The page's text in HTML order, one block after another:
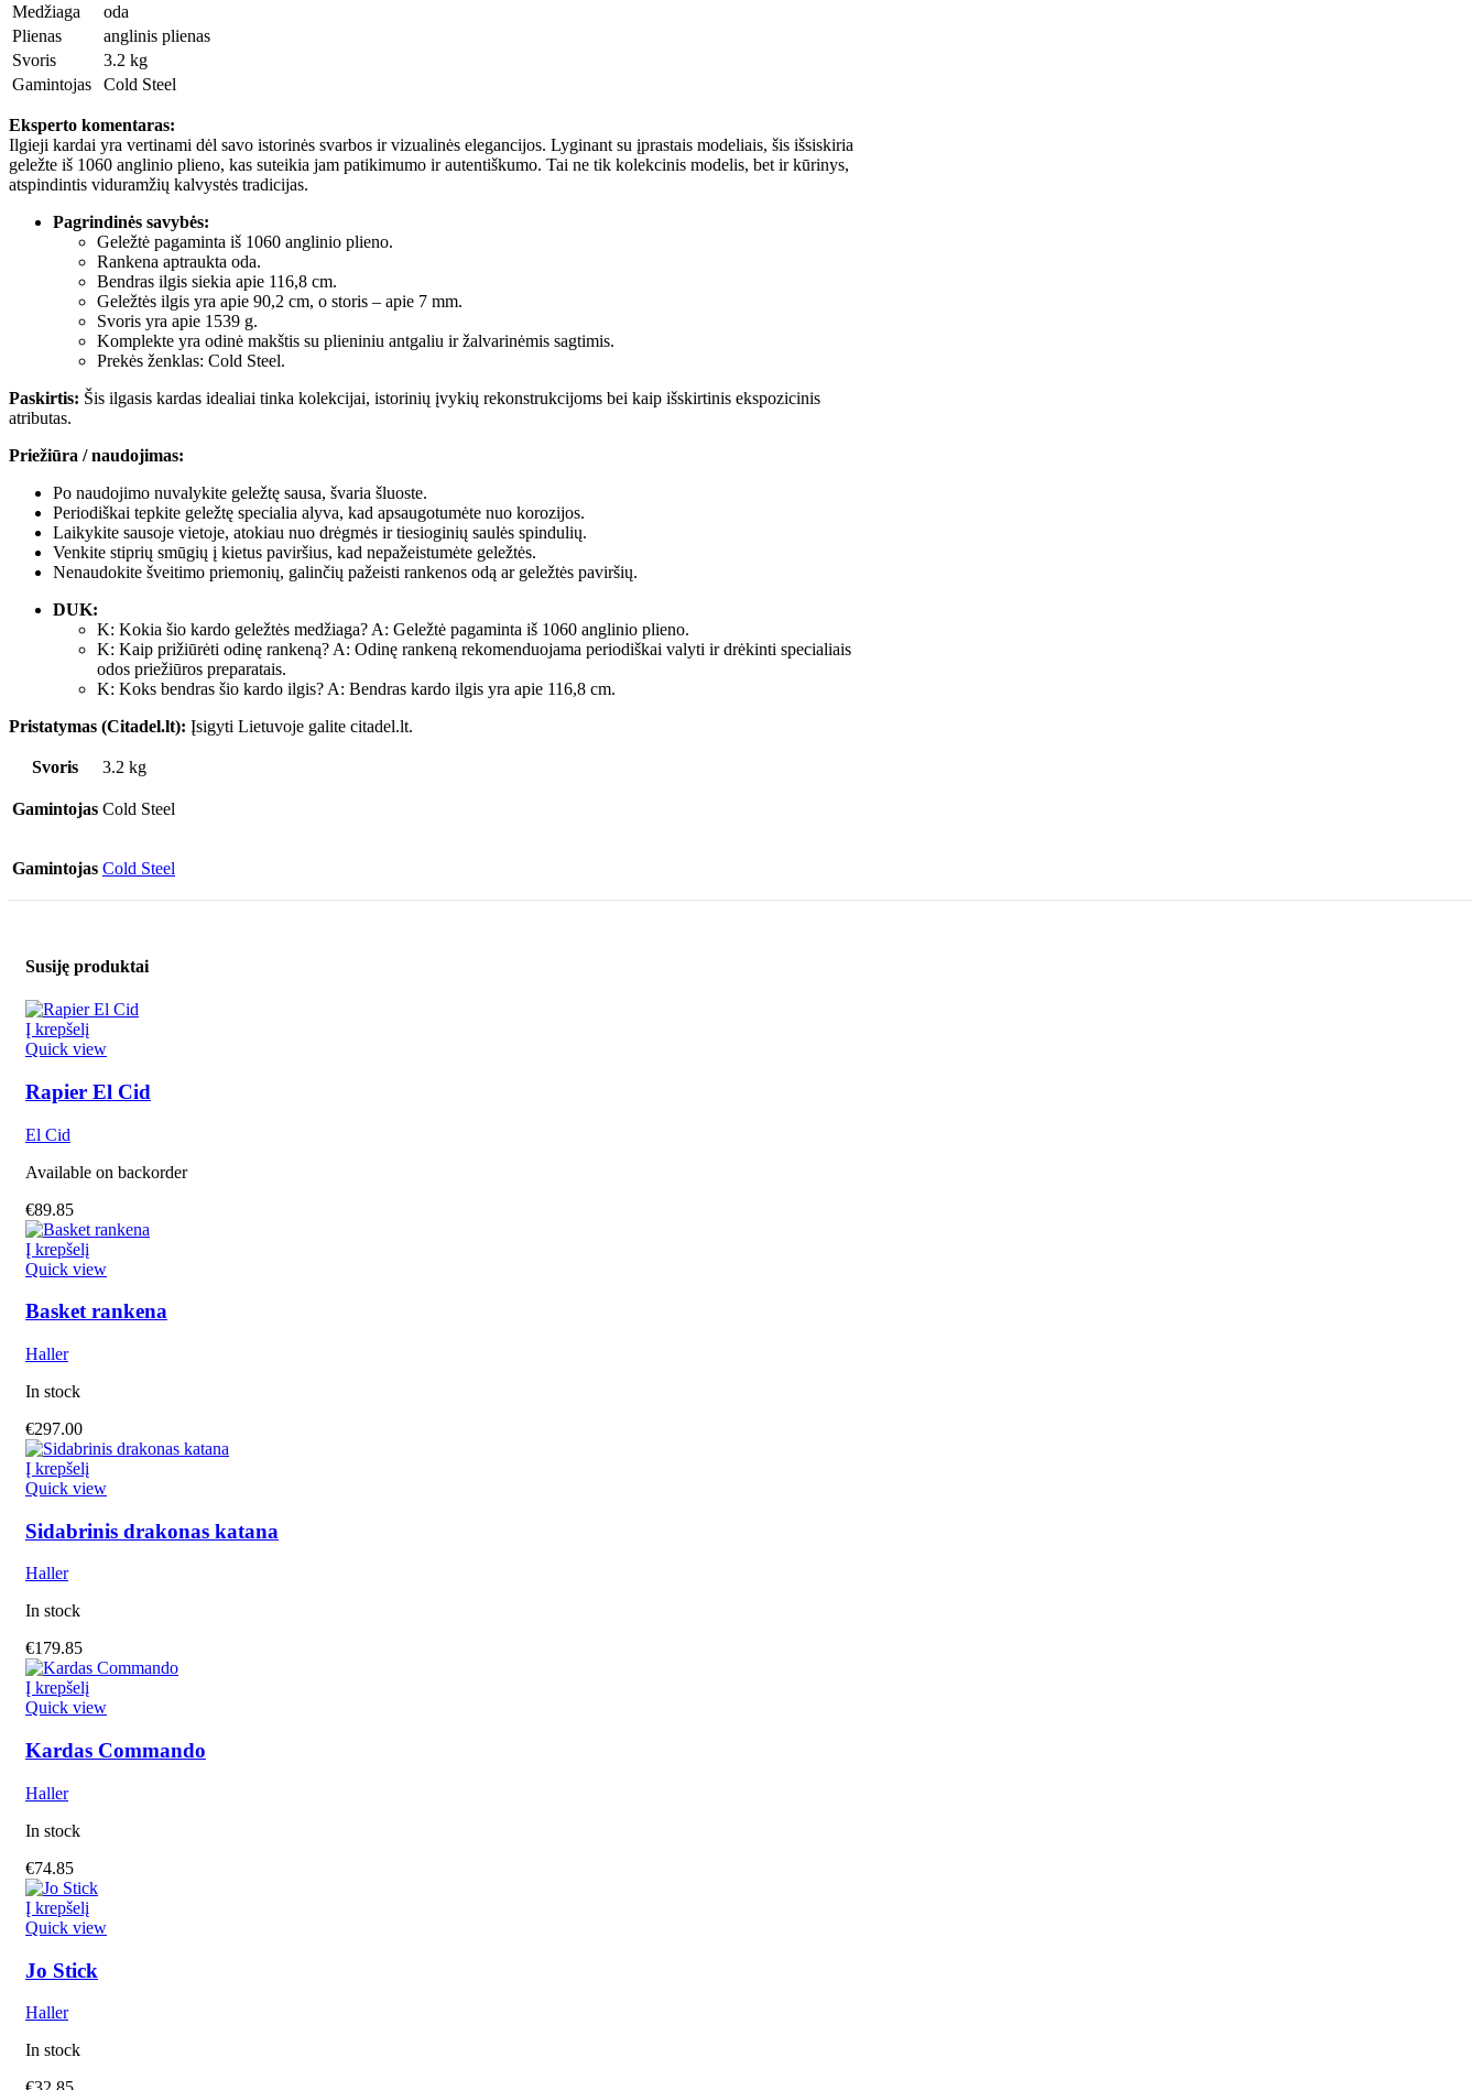
Medžiaga
oda
Plienas
anglinis plienas
Svoris
3.2 kg
Gamintojas
Cold Steel
Eksperto komentaras:
Ilgieji kardai yra vertinami dėl savo istorinės svarbos ir vizualinės elegancijos. Lyginant su įprastais modeliais, šis išsiskiria
geležte iš 1060 anglinio plieno, kas suteikia jam patikimumo ir autentiškumo. Tai ne tik kolekcinis modelis, bet ir kūrinys,
atspindintis viduramžių kalvystės tradicijas.
Pagrindinės savybės:
Geležtė pagaminta iš 1060 anglinio plieno.
Rankena aptraukta oda.
Bendras ilgis siekia apie 116,8 cm.
Geležtės ilgis yra apie 90,2 cm, o storis – apie 7 mm.
Svoris yra apie 1539 g.
Komplekte yra odinė makštis su plieniniu antgaliu ir žalvarinėmis sagtimis.
Prekės ženklas: Cold Steel.
Paskirtis: Šis ilgasis kardas idealiai tinka kolekcijai, istorinių įvykių rekonstrukcijoms bei kaip išskirtinis ekspozicinis
atributas.
Priežiūra / naudojimas:
Po naudojimo nuvalykite geležtę sausa, švaria šluoste.
Periodiškai tepkite geležtę specialia alyva, kad apsaugotumėte nuo korozijos.
Laikykite sausoje vietoje, atokiau nuo drėgmės ir tiesioginių saulės spindulių.
Venkite stiprių smūgių į kietus paviršius, kad nepažeistumėte geležtės.
Nenaudokite šveitimo priemonių, galinčių pažeisti rankenos odą ar geležtės paviršių.
DUK:
K: Kokia šio kardo geležtės medžiaga? A: Geležtė pagaminta iš 1060 anglinio plieno.
K: Kaip prižiūrėti odinę rankeną? A: Odinę rankeną rekomenduojama periodiškai valyti ir drėkinti specialiais
odos priežiūros preparatais.
K: Koks bendras šio kardo ilgis? A: Bendras kardo ilgis yra apie 116,8 cm.
Pristatymas (Citadel.lt): Įsigyti Lietuvoje galite citadel.lt.
Svoris 3.2 kg
Gamintojas Cold Steel
Gamintojas Cold Steel
Susiję produktai
Į krepšelį
Quick view
Rapier El Cid
El Cid
Available on backorder
€89.85
Į krepšelį
Quick view
Basket rankena
Haller
In stock
€297.00
Į krepšelį
Quick view
Sidabrinis drakonas katana
Haller
In stock
€179.85
Į krepšelį
Quick view
Kardas Commando
Haller
In stock
€74.85
Į krepšelį
Quick view
Jo Stick
Haller
In stock